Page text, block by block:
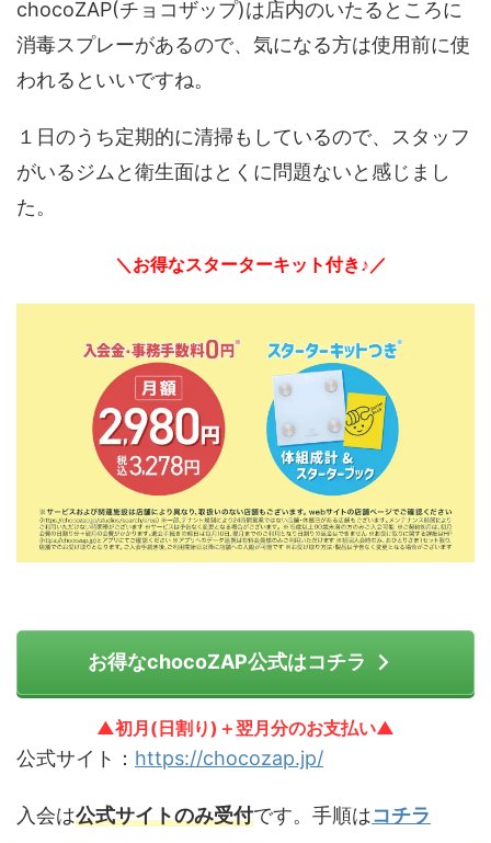
chocoZAP(チョコザップ)は店内のいたるところに
消毒スプレーがあるので、気になる方は使用前に使
われるといいですね。
１日のうち定期的に清掃もしているので、スタッフ
がいるジムと衛生面はとくに問題ないと感じまし
た。
＼お得なスターターキット付き♪／
お得なchocoZAP公式はコチラ
▲初月(日割り)＋翌月分のお支払い▲
公式サイト： https://chocozap.jp/
入会は公式サイトのみ受付です。手順はコチラ